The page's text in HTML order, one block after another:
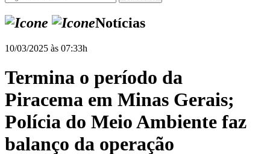
Notícias
10/03/2025 às 07:33h
Termina o período da
Piracema em Minas Gerais;
Polícia do Meio Ambiente faz
balanço da operação